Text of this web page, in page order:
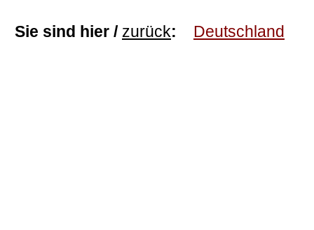
Sie sind hier / zurück: Deutschland